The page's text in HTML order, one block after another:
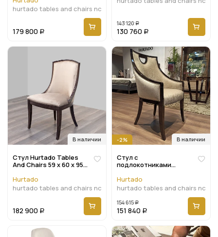
hurtado tables and chairs nc65064
179 800 Р
143 120 Р
130 760 Р
В наличии
Стул Hurtado Tables
And Chairs 59 x 60 x 95h
Hurtado
hurtado tables and chairs nc75842
182 900 Р
В наличии
-2%
Стул с
подлокотниками
Chairs 59 x 60 x 93h
nc86028
Hurtado
hurtado tables and chairs
154 615 Р
151 840 Р